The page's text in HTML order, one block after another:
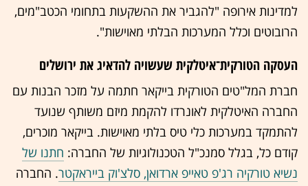
למדינות אירופה "להגביר את ההשקעות בתחומי הכטב"מים,
הרובוטים וכלל המערכות הבלתי מאוישות".
העסקה הטורקית־איטלקית שעשויה להדאיג את ירושלים
חברת המל"טים הטורקית בייקאר חתמה על מזכר הבנות עם
החברה האיטלקית לאונרדו להקמת מיזם משותף שנועד
להתמקד במערכות כלי טיס בלתי מאוישות. בייקאר מוכרים,
קודם כל, בגלל סמנכ"ל הטכנולוגיות של החברה: חתנו של
נשיא טורקיה רג'פ טאייפ ארדואן, סלצ'וק בייראקטר. החברה